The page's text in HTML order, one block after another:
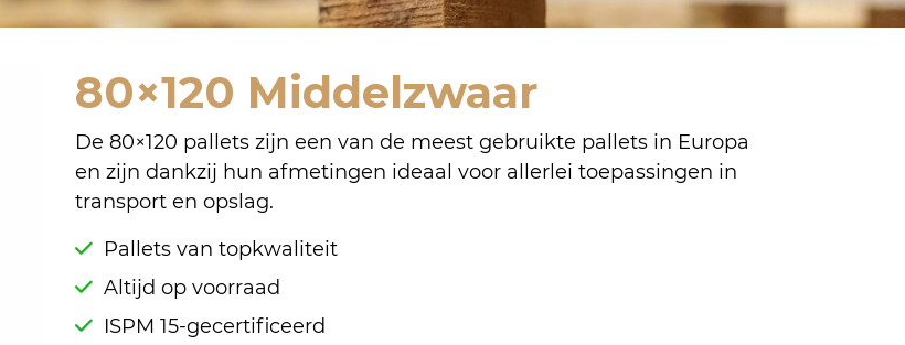
80×120 Middelzwaar
De 80×120 pallets zijn een van de meest gebruikte pallets in Europa
en zijn dankzij hun afmetingen ideaal voor allerlei toepassingen in
transport en opslag.
Pallets van topkwaliteit
Altijd op voorraad
ISPM 15-gecertificeerd